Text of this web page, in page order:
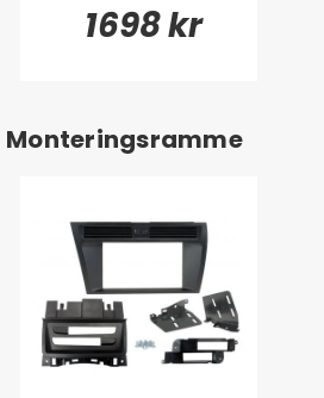
1698 kr
Monteringsramme